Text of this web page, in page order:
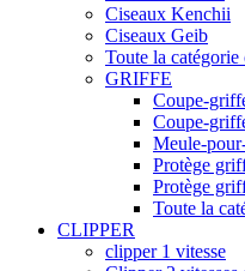
Ciseaux Kenchii
Ciseaux Geib
Toute la catégorie
GRIFFE
Coupe-
Coupe-
Meule-
Protège
Protège
Toute la
CLIPPER
clipper 1 vitesse